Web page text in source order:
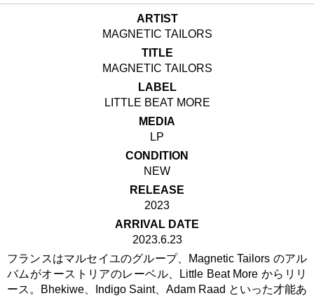
ARTIST
MAGNETIC TAILORS
TITLE
MAGNETIC TAILORS
LABEL
LITTLE BEAT MORE
MEDIA
LP
CONDITION
NEW
RELEASE
2023
ARRIVAL DATE
2023.6.23
フランスはマルセイユのグループ、Magnetic Tailors のアル
バムがオーストリアのレーベル、Little Beat More からリリ
ース。Bhekiwe、Indigo Saint、Adam Raad といった才能あ